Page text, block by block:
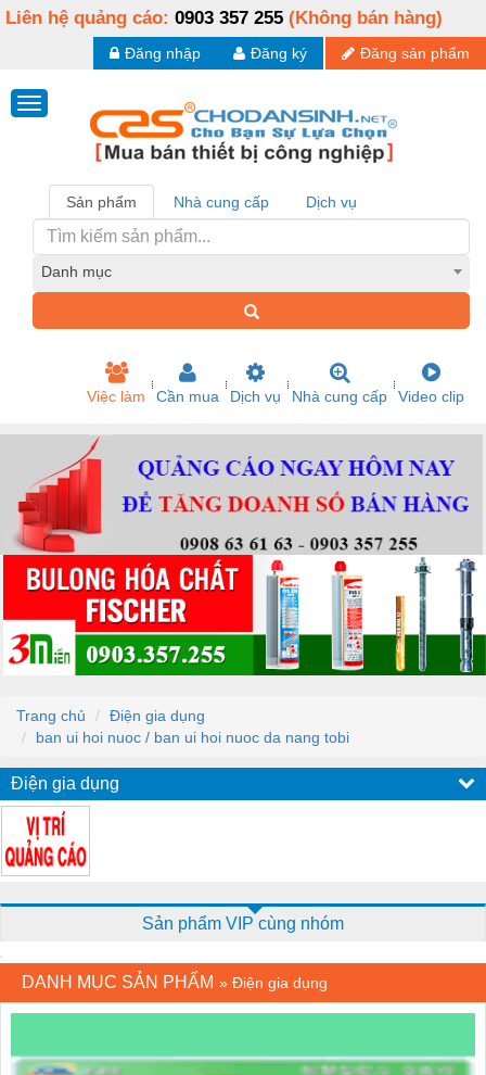
Liên hệ quảng cáo: 0903 357 255 (Không bán hàng)
Đăng sản phẩm
Đăng ký
Đăng nhập
Sản phẩm Nhà cung cấp Dịch vụ
Danh mục
Việc làm Cần mua Dịch vụ Nhà cung cấp Video clip
Trang chủ
Điện gia dụng
ban ui hoi nuoc / ban ui hoi nuoc da nang tobi
Điện gia dụng
Sản phẩm VIP cùng nhóm
DANH MỤC SẢN PHẨM » Điện gia dụng